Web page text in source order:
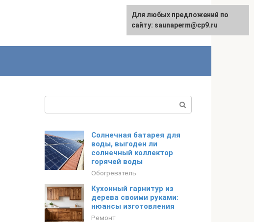
Солнечная батарея для
воды, выгоден ли
солнечный коллектор
горячей воды
Обогреватель
Кухонный гарнитур из
дерева своими руками:
нюансы изготовления
Ремонт
Для любых предложений по
сайту: saunaperm@cp9.ru